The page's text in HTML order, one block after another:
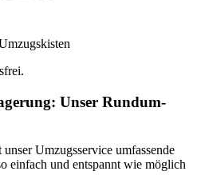
Unser Rundum-
Umzugsservice umfassende
einfach und entspannt wie möglich